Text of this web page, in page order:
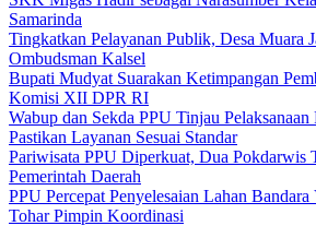
Samarinda
Tingkatkan Pelayanan Publik, Desa Muara
Ombudsman Kalsel
Bupati Mudyat Suarakan Ketimpangan
Komisi XII DPR RI
Wabup dan Sekda PPU Tinjau
Pastikan Layanan Sesuai Standar
Pariwisata PPU Diperkuat, Dua Pokdarwis
Pemerintah Daerah
PPU Percepat Penyelesaian Lahan
Tohar Pimpin Koordinasi